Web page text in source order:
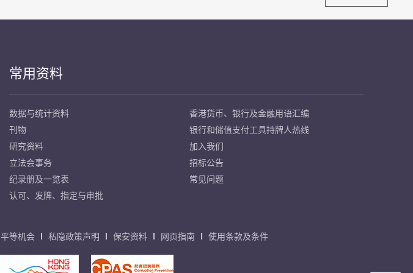
常用资料
数据与统计资料
刊物
研究资料
立法会事务
纪录册及一览表
认可、发牌、指定与审批
香港货币、银行及金融用语汇编
银行和储值支付工具持牌人热线
加入我们
招标公告
常见问题
平等机会 私隐政策声明 保安资料 网页指南 使用条款及条件